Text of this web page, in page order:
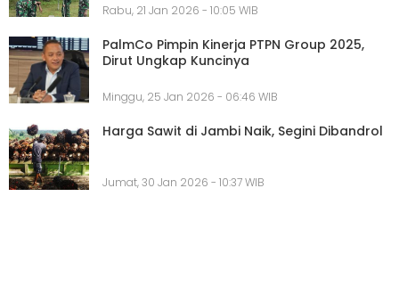
Rabu, 21 Jan 2026 - 10:05 WIB
PalmCo Pimpin Kinerja PTPN Group 2025,
Dirut Ungkap Kuncinya
Minggu, 25 Jan 2026 - 06:46 WIB
Harga Sawit di Jambi Naik, Segini Dibandrol
Jumat, 30 Jan 2026 - 10:37 WIB